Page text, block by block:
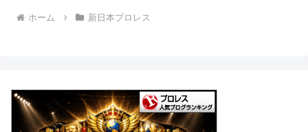
ホーム 新日本プロレス